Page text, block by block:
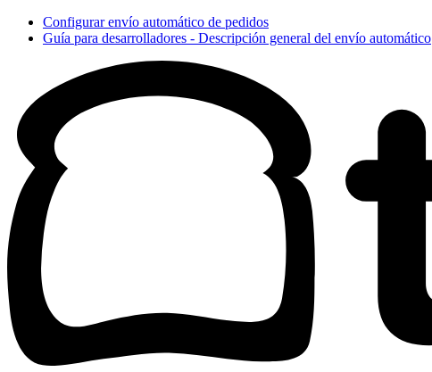
Configurar envío automático de pedidos
Guía para desarrolladores - Descripción general del envío automático